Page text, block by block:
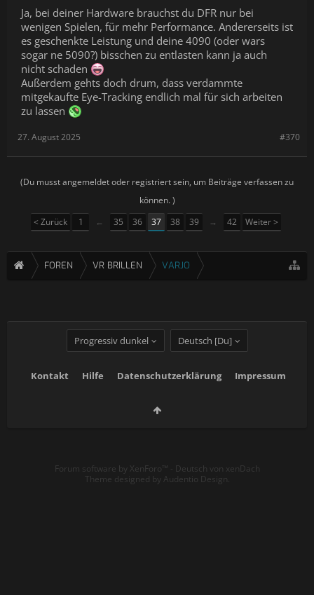
Ja, bei deiner Hardware brauchst du DFR nur bei
wenigen Spielen, für mehr Performance. Andererseits ist
es geschenkte Leistung und deine 4090 (oder wars
sogar ne 5090?) bisschen zu entlasten kann ja auch
nicht schaden
Außerdem gehts doch drum, dass verdammte
mitgekaufte Eye-Tracking endlich mal für sich arbeiten
zu lassen
#370
27. August 2025
(Du musst angemeldet oder registriert sein, um Beiträge verfassen zu
können. )
< Zurück
1 ← 35 36 37 38 39 → 42 Weiter >
FOREN VR BRILLEN VARJO
Progressiv dunkel Deutsch [Du]
Kontakt Hilfe Datenschutzerklärung Impressum
Forum software by XenForo™ - Deutsch von xenDach
Theme designed by Audentio Design.